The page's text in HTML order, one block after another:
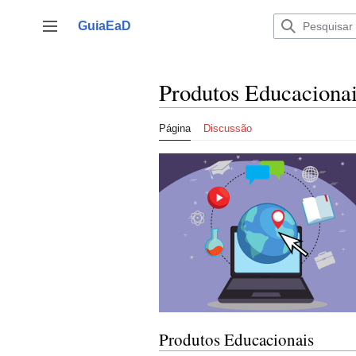
para
Alternar barra lateral
GuiaEaD
Produtos
Página Discussão
Produtos Educacionais